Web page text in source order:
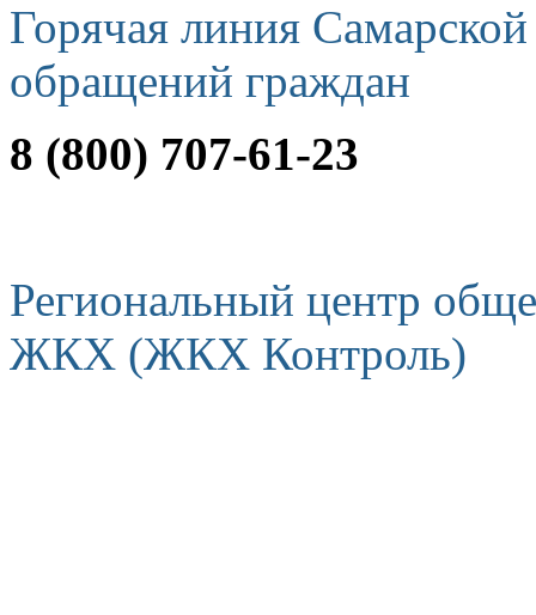
Горячая линия
обращений граждан
8 (800) 707-61-23
Региональный центр
ЖКХ (ЖКХ Контроль)